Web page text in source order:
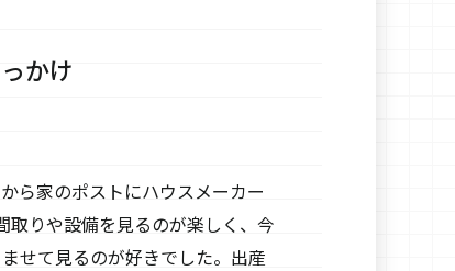
かけ
ら家のポストにハウスメーカー
取りや設備を見るのが楽しく、今
せて見るのが好きでした。出産